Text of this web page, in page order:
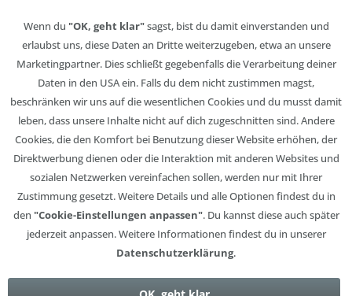
Wenn du "OK, geht klar"sagst, bist du damit einverstanden und
erlaubst uns, diese Daten an Dritte weiterzugeben, etwa an unsere
Marketingpartner. Dies schließt gegebenfalls die Verarbeitung deiner
Daten in den USA ein. Falls du dem nicht zustimmen magst,
beschränken wir uns auf die wesentlichen Cookies und du musst damit
leben, dass unsere Inhalte nicht auf dich zugeschnitten sind. Andere
Cookies, die den Komfort bei Benutzung dieser Website erhöhen, der
Direktwerbung dienen oder die Interaktion mit anderen Websites und
sozialen Netzwerken vereinfachen sollen, werden nur mit Ihrer
Zustimmung gesetzt. Weitere Details und alle Optionen findest du in
den "Cookie-Einstellungen anpassen". Du kannst diese auch später
jederzeit anpassen. Weitere Informationen findest du in unserer
Datenschutzerklärung.